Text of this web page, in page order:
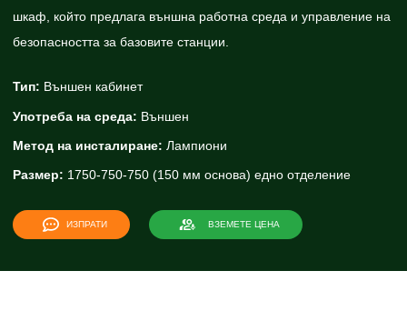
шкаф, който предлага външна работна среда и управление на
безопасността за базовите станции.
Тип: Външен кабинет
Употреба на среда: Външен
Метод на инсталиране: Лампиони
Размер: 1750-750-750 (150 мм основа) едно отделение
ИЗПРАТИ ВЗЕМЕТЕ ЦЕНА